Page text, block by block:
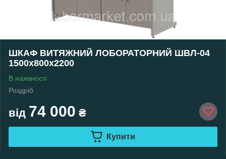
ШКАФ ВИТЯЖНИЙ ЛОБОРАТОРНИЙ ШВЛ-04
1500х800х2200
В наявності
Роздріб
від 74 000 ₴
Купити